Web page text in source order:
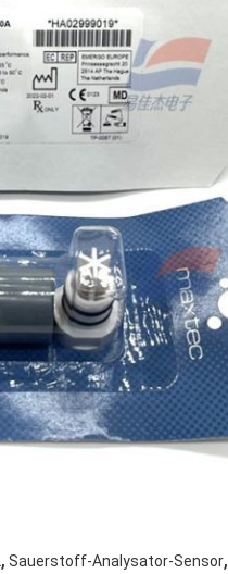
, Sauerstoff-Analysator-Sensor,